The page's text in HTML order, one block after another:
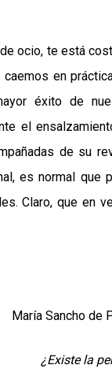
ocio, te está
en
éxito de
el
de su
es normal que
Claro, que en
María Sancho de
¿Existe la